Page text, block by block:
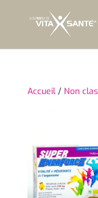
Accueil/ Non